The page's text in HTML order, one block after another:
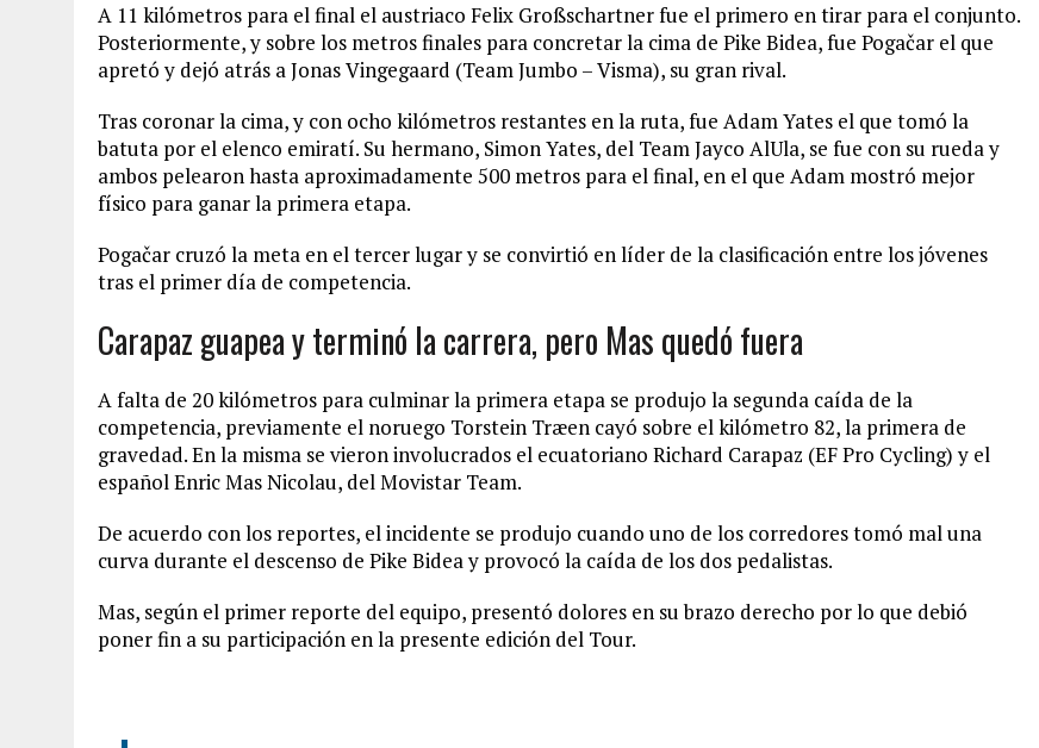
A 11 kilómetros para el final el austriaco Felix Großschartner fue el primero en tirar para el conjunto.
Posteriormente, y sobre los metros finales para concretar la cima de Pike Bidea, fue Pogačar el que
apretó y dejó atrás a Jonas Vingegaard (Team Jumbo – Visma), su gran rival.
Tras coronar la cima, y con ocho kilómetros restantes en la ruta, fue Adam Yates el que tomó la
batuta por el elenco emiratí. Su hermano, Simon Yates, del Team Jayco AlUla, se fue con su rueda y
ambos pelearon hasta aproximadamente 500 metros para el final, en el que Adam mostró mejor
físico para ganar la primera etapa.
Pogačar cruzó la meta en el tercer lugar y se convirtió en líder de la clasificación entre los jóvenes
tras el primer día de competencia.
Carapaz guapea y terminó la carrera, pero Mas quedó fuera
A falta de 20 kilómetros para culminar la primera etapa se produjo la segunda caída de la
competencia, previamente el noruego Torstein Træen cayó sobre el kilómetro 82, la primera de
gravedad. En la misma se vieron involucrados el ecuatoriano Richard Carapaz (EF Pro Cycling) y el
español Enric Mas Nicolau, del Movistar Team.
De acuerdo con los reportes, el incidente se produjo cuando uno de los corredores tomó mal una
curva durante el descenso de Pike Bidea y provocó la caída de los dos pedalistas.
Mas, según el primer reporte del equipo, presentó dolores en su brazo derecho por lo que debió
poner fin a su participación en la presente edición del Tour.